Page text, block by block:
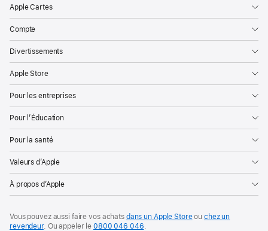
Apple Cartes
Compte
Divertissements
Apple Store
Pour les entreprises
Pour l’Éducation
Pour la santé
Valeurs d’Apple
À propos d’Apple
Vous pouvez aussi faire vos achats dans un Apple Storeouchez un
revendeur. Ouappeler le0800 046 046.